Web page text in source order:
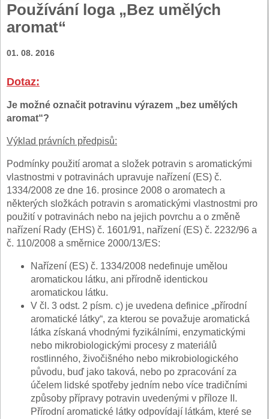
Používání loga „Bez umělých
aromat“
01. 08. 2016
Dotaz:
Je možné označit potravinu výrazem „bez umělých
aromat“?
Výklad právních předpisů:
Podmínky použití aromat a složek potravin s aromatickými
vlastnostmi v potravinách upravuje nařízení (ES) č.
1334/2008 ze dne 16. prosince 2008 o aromatech a
některých složkách potravin s aromatickými vlastnostmi pro
použití v potravinách nebo na jejich povrchu a o změně
nařízení Rady (EHS) č. 1601/91, nařízení (ES) č. 2232/96 a
č. 110/2008 a směrnice 2000/13/ES:
Nařízení (ES) č. 1334/2008 nedefinuje umělou
aromatickou látku, ani přírodně identickou
aromatickou látku.
V čl. 3 odst. 2 písm. c) je uvedena definice „přírodní
aromatické látky“, za kterou se považuje aromatická
látka získaná vhodnými fyzikálními, enzymatickými
nebo mikrobiologickými procesy z materiálů
rostlinného, živočišného nebo mikrobiologického
původu, buď jako taková, nebo po zpracování za
účelem lidské spotřeby jedním nebo více tradičními
způsoby přípravy potravin uvedenými v příloze II.
Přírodní aromatické látky odpovídají látkám, které se